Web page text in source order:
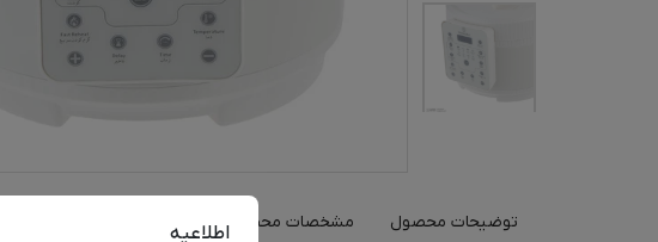
اطلاعیه توضیحات محصول مشخصات محصول نظرات کاربران